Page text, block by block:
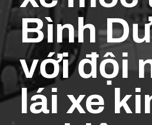
Bình
với đội
lái xe